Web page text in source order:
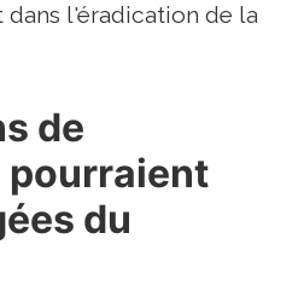
l'éradication de la
de
pourraient
du